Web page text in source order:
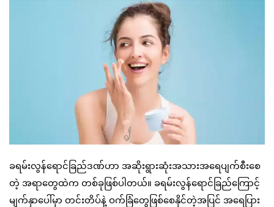
ခရမ်းလွန်ရောင်ခြည်ဒဏ်ဟာ အဆိုးရွားဆုံးအသားအရေပျက်စီးစေ
တဲ့ အရာတွေထဲက တစ်ခုဖြစ်ပါတယ်။ ခရမ်းလွန်ရောင်ခြည်ကြောင့်
မျက်နှာပေါ်မှာ တင်းတိပ်နဲ့ ဝက်ခြံတွေဖြစ်စေနိုင်တဲ့အပြင် အရေပြား